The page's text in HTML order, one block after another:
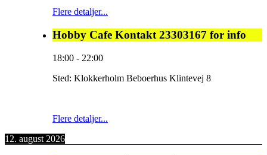
Flere detaljer...
Hobby Cafe Kontakt 23303167 for info
18:00 - 22:00
Sted: Klokkerholm Beboerhus Klintevej 8
Flere detaljer...
12. august 2026